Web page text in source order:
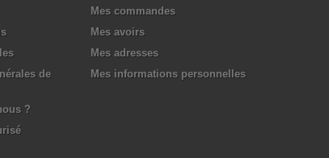
de
?
Mes commandes
Mes avoirs
Mes adresses
Mes informations personnelles